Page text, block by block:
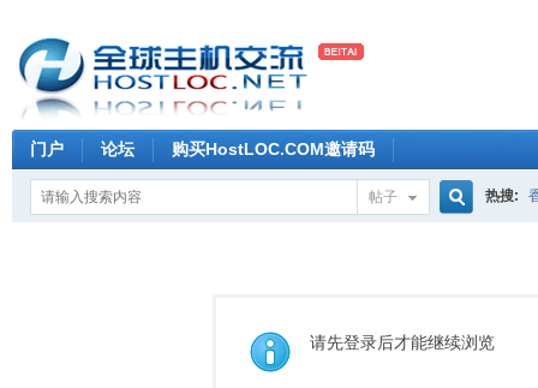
门户 论坛 购买HostLOC.COM邀请码
帖子
索
热搜:
请先登录后才能继续浏览